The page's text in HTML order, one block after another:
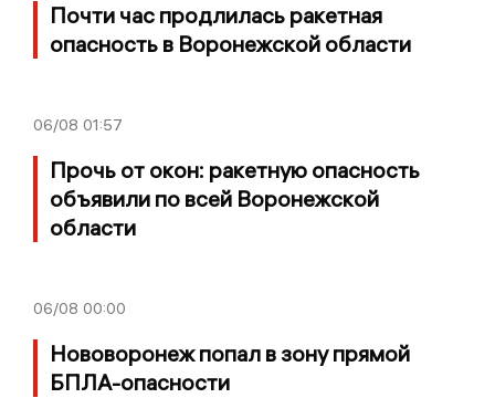
Почти час продлилась ракетная
опасность в Воронежской области
06/08 01:57
Прочь от окон: ракетную опасность
объявили по всей Воронежской
области
06/08 00:00
Нововоронеж попал в зону прямой
БПЛА-опасности